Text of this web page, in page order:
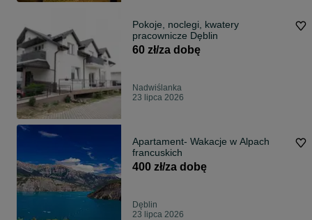
Pokoje, noclegi, kwatery
pracownicze Dęblin
60 zł/za dobę
Nadwiślanka
23 lipca 2026
Apartament- Wakacje w Alpach
francuskich
400 zł/za dobę
Dęblin
23 lipca 2026